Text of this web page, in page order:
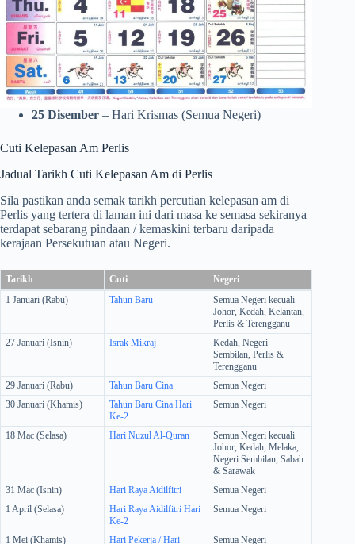
25 Disember – Hari Krismas (Semua Negeri)
Cuti Kelepasan Am Perlis
Jadual Tarikh Cuti Kelepasan Am di Perlis
Sila pastikan anda semak tarikh percutian kelepasan am di
Perlis yang tertera di laman ini dari masa ke semasa sekiranya
terdapat sebarang pindaan / kemaskini terbaru daripada
kerajaan Persekutuan atau Negeri.
Tarikh Cuti
Negeri
1 Januari (Rabu)
Tahun Baru
Semua Negeri kecuali
Johor, Kedah, Kelantan,
Perlis & Terengganu
27 Januari (Isnin)
Israk Mikraj
Kedah, Negeri
Sembilan, Perlis &
Terengganu
29 Januari (Rabu)
Tahun Baru Cina
Semua Negeri
30 Januari (Khamis)
Tahun Baru Cina Hari
Ke-2
Semua Negeri
18 Mac (Selasa) Hari Nuzul Al-Quran
Semua Negeri kecuali
Johor, Kedah, Melaka,
Negeri Sembilan, Sabah
& Sarawak
31 Mac (Isnin)
Hari Raya Aidilfitri
Semua Negeri
1 April (Selasa)
Hari Raya Aidilfitri Hari
Ke-2
Semua Negeri
1 Mei (Khamis)
Hari Pekerja / Hari
Semua Negeri